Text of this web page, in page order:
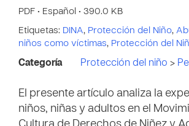
PDF • Español • 390.0 KB
Etiquetas: DINA, Protección del Niño,
niños como víctimas, Protección del
Categoría Protección del niño >
El presente artículo analiza la
niños, niñas y adultos en el